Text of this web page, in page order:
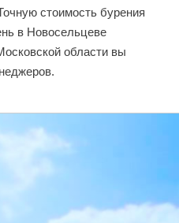
стоимость бурения
в Новосельцеве
области вы